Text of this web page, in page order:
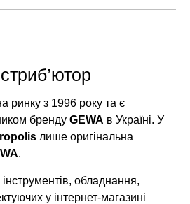
ринку з 1996 року та є
бренду GEWA в Україні. У
лише оригінальна
.
обладнання,
у інтернет-магазині